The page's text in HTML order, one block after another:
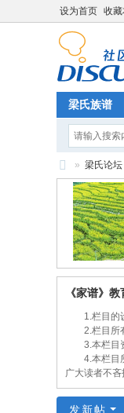
设为首页 收
梁氏族谱
» 梁氏论坛
《家谱》
1.栏目的设
2.栏目所有
3.本栏目资
4.本栏目所
广大读者不
发新帖